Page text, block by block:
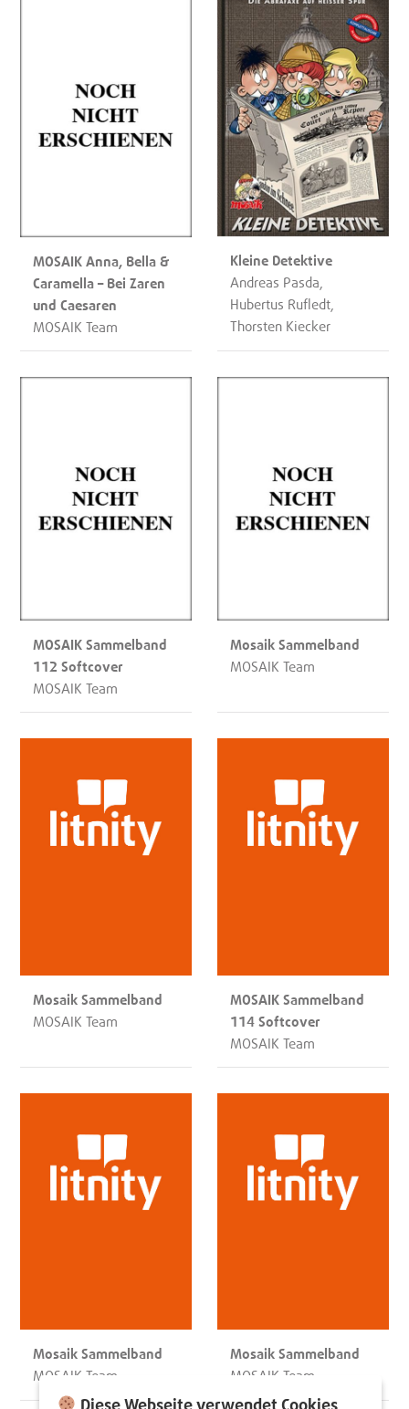
MOSAIK Anna, Bella &
Caramella – Bei Zaren
und Caesaren
MOSAIK Team
Kleine Detektive
Andreas Pasda,
Hubertus Rufledt,
Thorsten Kiecker
MOSAIK Sammelband
112 Softcover
MOSAIK Team
Mosaik Sammelband
MOSAIK Team
Mosaik Sammelband
MOSAIK Team
MOSAIK Sammelband
114 Softcover
MOSAIK Team
Mosaik Sammelband
MOSAIK Team
Mosaik Sammelband
MOSAIK Team
Diese Webseite verwendet Cookies